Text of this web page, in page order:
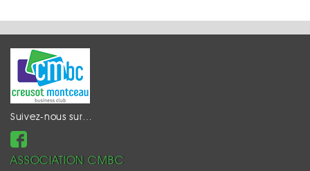
Suivez-nous sur…
ASSOCIATION CMBC